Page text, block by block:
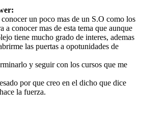
un poco mas de un S.O como los
a conocer mas de esta tema que aunque
tiene mucho grado de interes, ademas
las puertas a opotunidades de
y seguir con los cursos que me
por que creo en el dicho que dice
la fuerza.